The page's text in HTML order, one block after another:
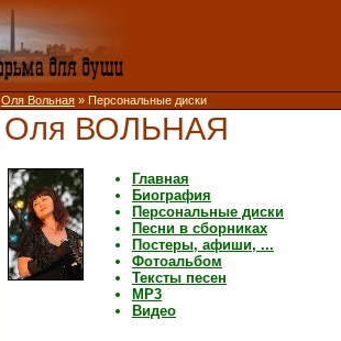
Оля Вольная » Персональные диски
Оля ВОЛЬНАЯ
Главная
Биография
Персональные диски
Песни в сборниках
Постеры, афиши, ...
Фотоальбом
Тексты песен
MP3
Видео